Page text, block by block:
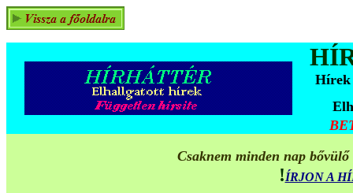
Hírek
Csaknem minden nap
!ÍRJON A